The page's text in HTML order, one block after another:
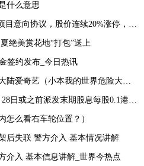
什么意思
股价连续20%涨停，这家公司获机构扎堆关注
绝美赏花地“打包”送上
签约发布_今日热讯
爱奇艺（小本我的世界危险大陆）
前派发末期股息每股0.1港元-世界微资讯
怎么看右车轮位置？）
后失联 警方介入 基本情况讲解
介入 基本信息讲解_世界今热点